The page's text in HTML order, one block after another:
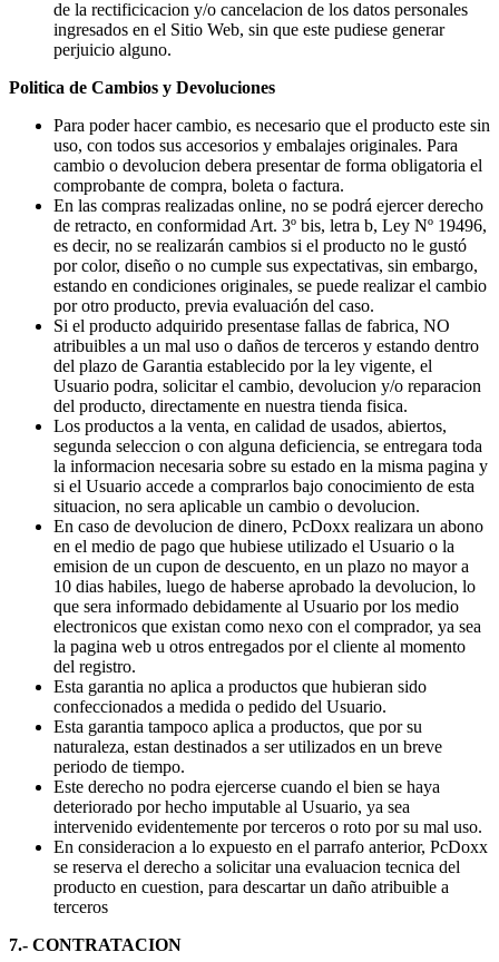
de la rectificicacion y/o cancelacion de los datos personales
ingresados en el Sitio Web, sin que este pudiese generar
perjuicio alguno.
Politica de Cambios y Devoluciones
Para poder hacer cambio, es necesario que el producto este sin
uso, con todos sus accesorios y embalajes originales. Para
cambio o devolucion debera presentar de forma obligatoria el
comprobante de compra, boleta o factura.
En las compras realizadas online, no se podrá ejercer derecho
de retracto, en conformidad Art. 3º bis, letra b, Ley Nº 19496,
es decir, no se realizarán cambios si el producto no le gustó
por color, diseño o no cumple sus expectativas, sin embargo,
estando en condiciones originales, se puede realizar el cambio
por otro producto, previa evaluación del caso.
Si el producto adquirido presentase fallas de fabrica, NO
atribuibles a un mal uso o daños de terceros y estando dentro
del plazo de Garantia establecido por la ley vigente, el
Usuario podra, solicitar el cambio, devolucion y/o reparacion
del producto, directamente en nuestra tienda fisica.
Los productos a la venta, en calidad de usados, abiertos,
segunda seleccion o con alguna deficiencia, se entregara toda
la informacion necesaria sobre su estado en la misma pagina y
si el Usuario accede a comprarlos bajo conocimiento de esta
situacion, no sera aplicable un cambio o devolucion.
En caso de devolucion de dinero, PcDoxx realizara un abono
en el medio de pago que hubiese utilizado el Usuario o la
emision de un cupon de descuento, en un plazo no mayor a
10 dias habiles, luego de haberse aprobado la devolucion, lo
que sera informado debidamente al Usuario por los medio
electronicos que existan como nexo con el comprador, ya sea
la pagina web u otros entregados por el cliente al momento
del registro.
Esta garantia no aplica a productos que hubieran sido
confeccionados a medida o pedido del Usuario.
Esta garantia tampoco aplica a productos, que por su
naturaleza, estan destinados a ser utilizados en un breve
periodo de tiempo.
Este derecho no podra ejercerse cuando el bien se haya
deteriorado por hecho imputable al Usuario, ya sea
intervenido evidentemente por terceros o roto por su mal uso.
En consideracion a lo expuesto en el parrafo anterior, PcDoxx
se reserva el derecho a solicitar una evaluacion tecnica del
producto en cuestion, para descartar un daño atribuible a
terceros
7.- CONTRATACION